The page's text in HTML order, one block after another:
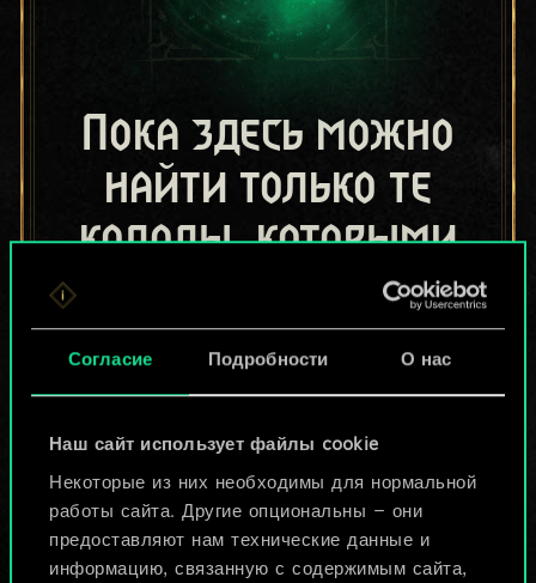
Согласие Подробности О нас
Наш сайт использует файлы cookie
Некоторые из них необходимы для нормальной
работы сайта. Другие опциональны — они
предоставляют нам технические данные и
информацию, связанную с содержимым сайта,
Пока здесь можно
найти только те
колоды, которыми
поделились другие
игроки.
Но их может быть
больше!
Назвать колоду и описать её